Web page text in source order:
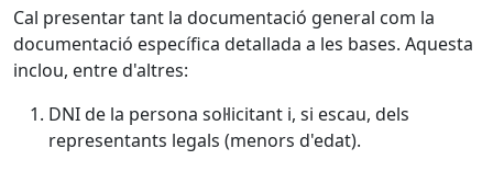
Cal presentar tant la documentació general com la
documentació específica detallada a les bases. Aquesta
inclou, entre d'altres:
DNI de la persona sol·licitant i, si escau, dels
representants legals (menors d'edat).